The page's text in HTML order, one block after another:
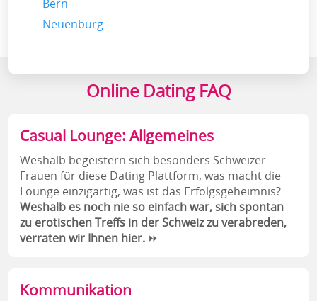
Bern
Neuenburg
Online Dating FAQ
Casual Lounge: Allgemeines
Weshalb begeistern sich besonders Schweizer
Frauen für diese Dating Plattform, was macht die
Lounge einzigartig, was ist das Erfolgsgeheimnis?
Weshalb es noch nie so einfach war, sich spontan
zu erotischen Treffs in der Schweiz zu verabreden,
verraten wir Ihnen hier. ⏩
Kommunikation